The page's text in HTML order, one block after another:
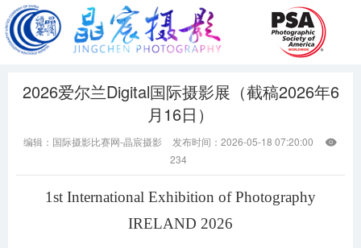
2026爱尔兰Digital国际摄影展（截稿2026年6
月16日）
编辑：国际摄影比赛网-晶宸摄影 发布时间：2026-05-18 07:20:00 
234
1st International Exhibition of Photography
IRELAND 2026